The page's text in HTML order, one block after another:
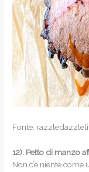
Fonte:
12). Petto di manzo
Non c’è niente